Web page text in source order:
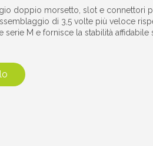
doppio morsetto, slot e connettori
di 3,5 volte più veloce
M e fornisce la stabilità affidabile